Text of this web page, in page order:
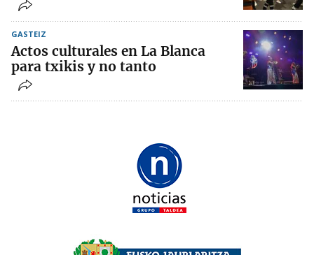
GASTEIZ
Actos culturales en La Blanca
para txikis y no tanto